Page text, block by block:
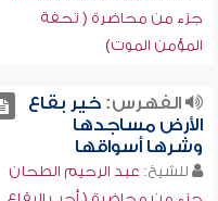
جزء من محاضرة ( تحفة
المؤمن الموت)
الفهرس:خير بقاع
الأرض مساجدها
وشرها أسواقها
للشيخ: عبد الرحيم الطحان